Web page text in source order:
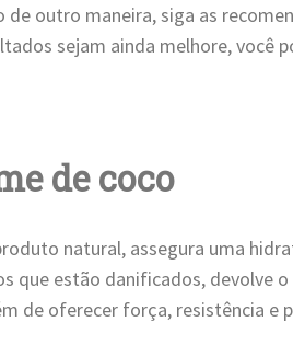
de outro maneira, siga as
sejam ainda melhore, você
de coco
natural, assegura uma
que estão danificados, devolve o
de oferecer força, resistência e